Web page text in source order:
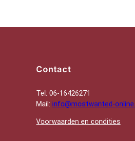
Contact
Tel: 06-16426271
Mail:info@mostwanted-
Voorwaarden en condities